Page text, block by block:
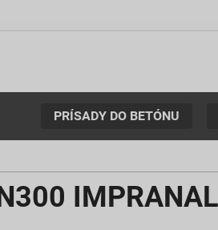
PRÍSADY DO BETÓNU